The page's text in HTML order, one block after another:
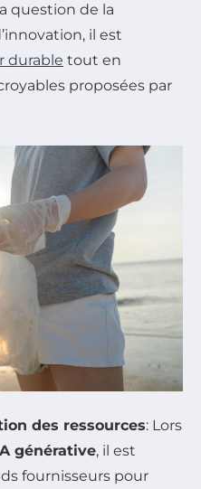
question de la
il est
durable tout en
proposées par
des ressources: Lors
générative, il est
fournisseurs pour